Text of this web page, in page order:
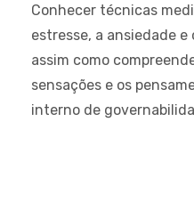
Conhecer técnicas
estresse, a ansiedade
assim como
sensações e os
interno de